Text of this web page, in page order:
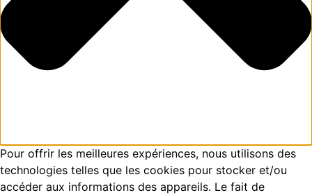
Pour offrir les meilleures expériences, nous utilisons des
technologies telles que les cookies pour stocker et/ou
accéder aux informations des appareils. Le fait de